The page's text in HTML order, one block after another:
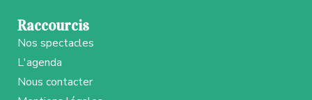
Raccourcis
Nos spectacles
L'agenda
Nous contacter